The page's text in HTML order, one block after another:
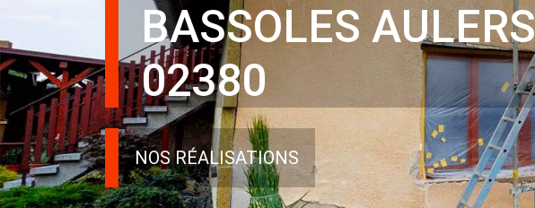
BASSOLES AULERS
02380
NOS RÉALISATIONS